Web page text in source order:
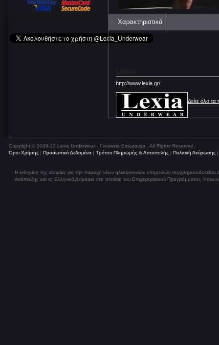
Χαρακτηριστικά
http://www.lexia.gr/
Δείτε όλα τα
Copyright © 2009-13 Lexia Underwear - Γυναικεία Εσώρουχα , All Rights Reserved.
Όροι Χρήσης | Προσωπικά Δεδομένα | Τρόποι Πληρωμής & Αποστολής | Πολιτική Ακύρωσης
Η ενίσχυση της εταιρίας για την παροχή νέων ηλεκτρονικών υπηρεσιών
Ανάπτυξης και το Ελληνικό Δημόσιο στο πλαίσιο του Επιχειρησιακού Προγράμματος